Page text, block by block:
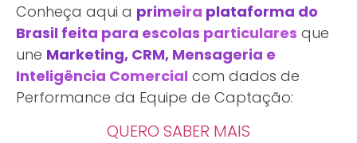
Conheça aqui a primeira plataforma do
Brasil feita para escolas particulares que
une Marketing, CRM, Mensageria e
Inteligência Comercial com dados de
Performance da Equipe de Captação:
QUERO SABER MAIS